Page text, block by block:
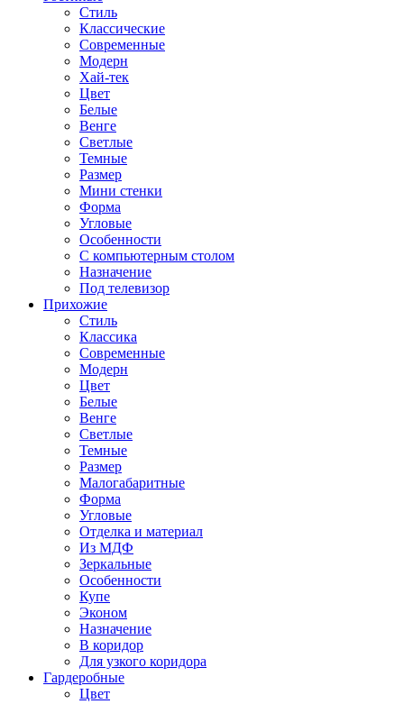
Стиль
Классические
Современные
Модерн
Хай-тек
Цвет
Белые
Венге
Светлые
Темные
Размер
Мини стенки
Форма
Угловые
Особенности
С компьютерным столом
Назначение
Под телевизор
Прихожие
Стиль
Классика
Современные
Модерн
Цвет
Белые
Венге
Светлые
Темные
Размер
Малогабаритные
Форма
Угловые
Отделка и материал
Из МДФ
Зеркальные
Особенности
Купе
Эконом
Назначение
В коридор
Для узкого коридора
Гардеробные
Цвет